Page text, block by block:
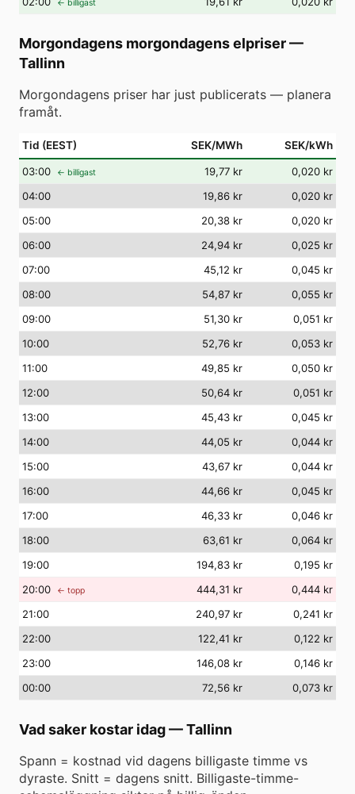
← billigast
Morgondagens morgondagens elpriser—
Tallinn
Morgondagens priser har just publicerats — planera
framåt.
Tid (EEST) SEK/MWh SEK/kWh
03:00 ← billigast 19,77 kr
0,020 kr
04:00 19,86 kr
0,020 kr
05:00 20,38 kr
0,020 kr
06:00 24,94 kr
0,025 kr
07:00 45,12 kr
0,045 kr
08:00 54,87 kr
0,055 kr
09:00 51,30 kr
0,051 kr
10:00 52,76 kr
0,053 kr
11:00 49,85 kr
0,050 kr
12:00 50,64 kr
0,051 kr
13:00 45,43 kr
0,045 kr
14:00 44,05 kr
0,044 kr
15:00 43,67 kr
0,044 kr
16:00 44,66 kr
0,045 kr
17:00 46,33 kr
0,046 kr
18:00 63,61 kr
0,064 kr
19:00 194,83 kr
0,195 kr
20:00 ← topp 444,31 kr
0,444 kr
21:00 240,97 kr
0,241 kr
22:00 122,41 kr
0,122 kr
23:00 146,08 kr
0,146 kr
00:00 72,56 kr 0,073 kr
Vad saker kostar idag—Tallinn
Spann = kostnad vid dagens billigaste timme vs
dyraste. Snitt = dagens snitt. Billigaste-timme-